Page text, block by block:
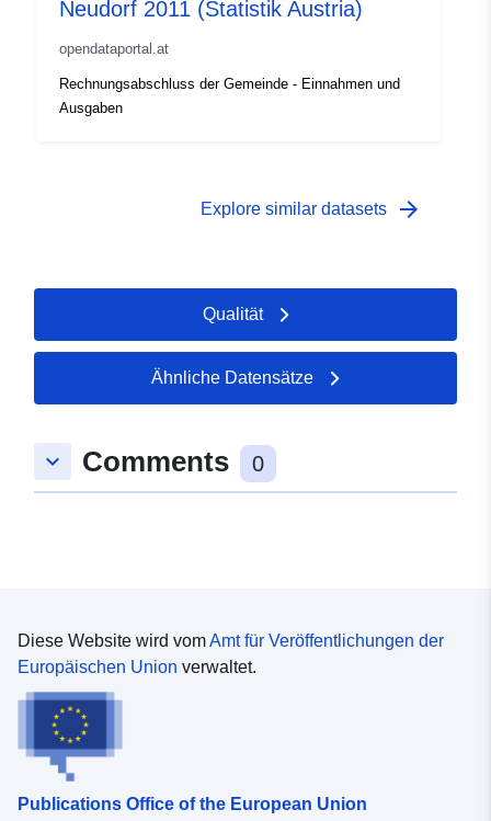
Neudorf 2011 (Statistik Austria)
opendataportal.at
Rechnungsabschluss der Gemeinde - Einnahmen und
Ausgaben
Explore similar datasets arrow_forward
Qualität
Ähnliche Datensätze
keyboard_arrow_down Comments 0
Diese Website wird vomAmt für Veröffentlichungen der
Europäischen Union verwaltet.
Publications Office of the European Union